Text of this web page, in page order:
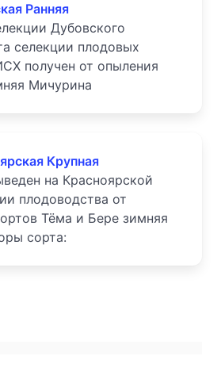
Ранняя
Дубовского
селекции плодовых
получен от опыления
Мичурина
Крупная
на Красноярской
плодоводства от
Тёма и Бере зимняя
сорта: